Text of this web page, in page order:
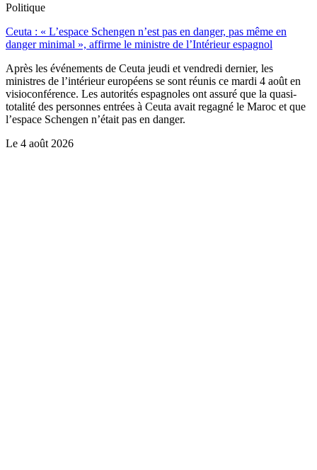
Politique
Ceuta : « L’espace Schengen n’est pas en danger, pas même en
danger minimal », affirme le ministre de l’Intérieur espagnol
Après les événements de Ceuta jeudi et vendredi dernier, les
ministres de l’intérieur européens se sont réunis ce mardi 4 août en
visioconférence. Les autorités espagnoles ont assuré que la quasi-
totalité des personnes entrées à Ceuta avait regagné le Maroc et que
l’espace Schengen n’était pas en danger.
Le 4 août 2026